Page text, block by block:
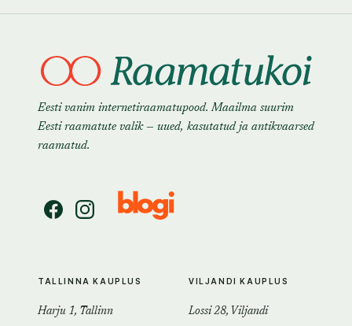
Eesti vanim internetiraamatupood. Maailma suurim
Eesti raamatute valik — uued, kasutatud ja antikvaarsed
raamatud.
TALLINNA KAUPLUS
Harju 1, Tallinn
VILJANDI KAUPLUS
Lossi 28, Viljandi